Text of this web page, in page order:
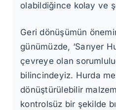
olabildiğince kolay ve
Geri dönüşümün
günümüzde, ‘Sarıyer
çevreye olan
bilincindeyiz. Hurda
dönüştürülebilir
kontrolsüz bir şekilde